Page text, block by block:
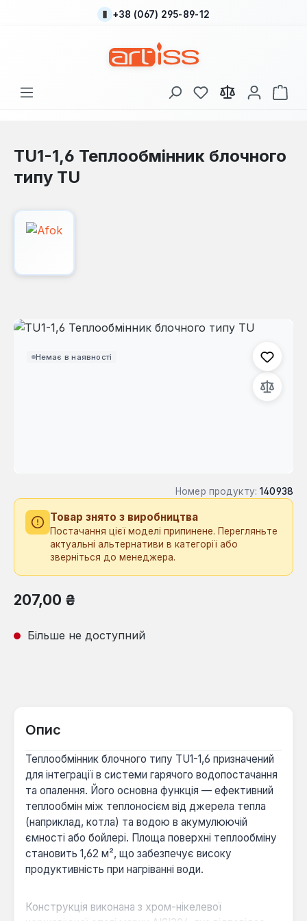
Перейти до основного вмісту
+38 (067) 295-89-12
У вас є 0 у списку
TU1-1,6 Теплообмінник блочного
типу TU
Немає в наявності
Пропустити галерею зображень
Номер продукту: 140938
Товар знято з виробництва
Постачання цієї моделі припинене. Перегляньте
актуальні альтернативи в категорії або
зверніться до менеджера.
Звичайна ціна:
207,00 ₴
Більше не доступний
Опис
Теплообмінник блочного типу TU1-1,6 призначений
для інтеграції в системи гарячого водопостачання
та опалення. Його основна функція — ефективний
теплообмін між теплоносієм від джерела тепла
(наприклад, котла) та водою в акумулюючій
ємності або бойлері. Площа поверхні теплообміну
становить 1,62 м², що забезпечує високу
продуктивність при нагріванні води.
Конструкція виконана з хром-нікелевої